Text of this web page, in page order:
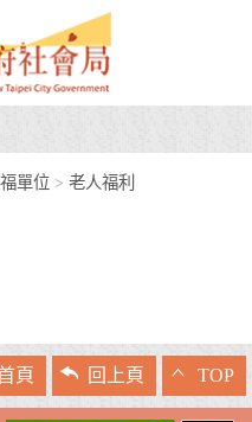
單位 > 老人福利
頁 回上頁 TOP